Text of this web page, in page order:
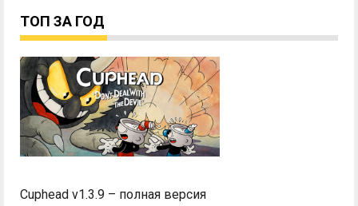
ТОП ЗА ГОД
Cuphead v1.3.9 – полная версия